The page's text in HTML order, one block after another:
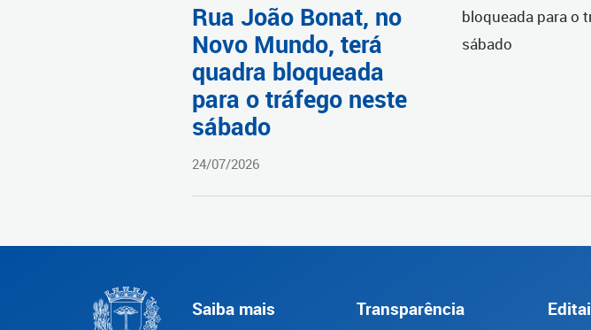
Rua João Bonat, no
Novo Mundo, terá
quadra bloqueada
para o tráfego neste
sábado
24/07/2026
Saiba mais Transparência